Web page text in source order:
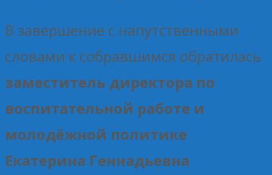
В завершение с напутственными
словами к собравшимся обратилась
заместитель директора по
воспитательной работе и
молодёжной политике
Екатерина Геннадьевна